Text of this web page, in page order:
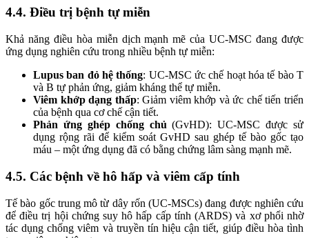
4.4. Điều trị bệnh tự miễn
Khả năng điều hòa miễn dịch mạnh mẽ của UC-MSC đang được
ứng dụng nghiên cứu trong nhiều bệnh tự miễn:
Lupus ban đỏ hệ thống: UC-MSC ức chế hoạt hóa tế bào T
và B tự phản ứng, giảm kháng thể tự miễn.
Viêm khớp dạng thấp: Giảm viêm khớp và ức chế tiến triển
của bệnh qua cơ chế cận tiết.
Phản ứng ghép chống chủ (GvHD): UC-MSC được sử
dụng rộng rãi để kiểm soát GvHD sau ghép tế bào gốc tạo
máu – một ứng dụng đã có bằng chứng lâm sàng mạnh mẽ.
4.5. Các bệnh về hô hấp và viêm cấp tính
Tế bào gốc trung mô từ dây rốn (UC-MSCs) đang được nghiên cứu
để điều trị hội chứng suy hô hấp cấp tính (ARDS) và xơ phổi nhờ
tác dụng chống viêm và truyền tín hiệu cận tiết, giúp điều hòa tình